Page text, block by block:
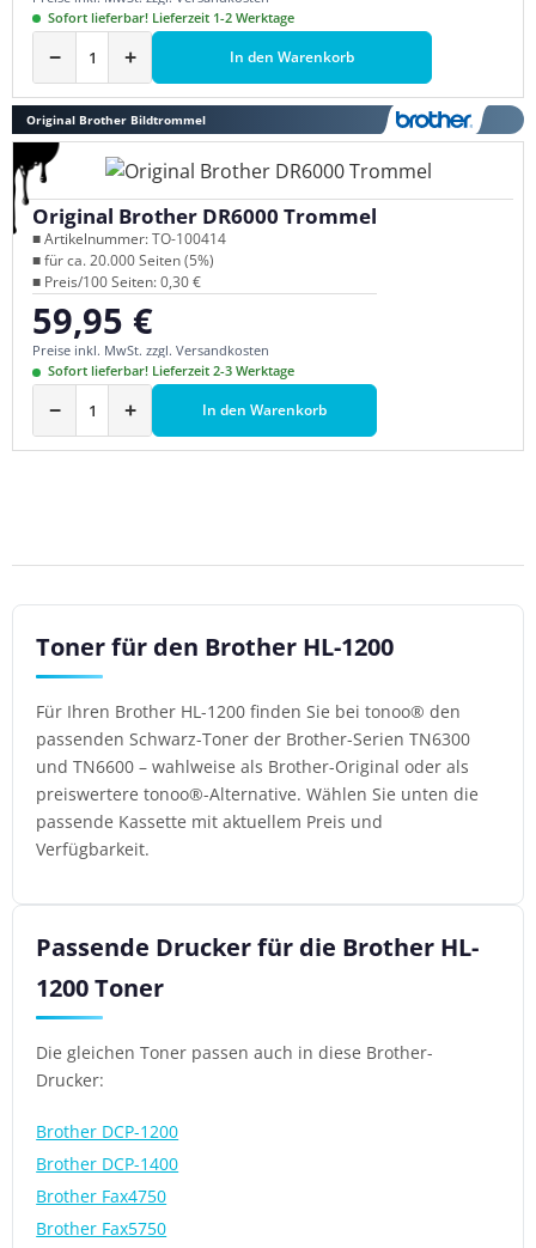
Sofort lieferbar! Lieferzeit 1-2 Werktage
− + In den Warenkorb
Original Brother Bildtrommel
Original Brother DR6000 Trommel
■ Artikelnummer: TO-100414
■ für ca. 20.000 Seiten (5%)
■ Preis/100 Seiten: 0,30 €
Regulärer Preis:
59,95 €
Preise inkl. MwSt. zzgl. Versandkosten
Sofort lieferbar! Lieferzeit 2-3 Werktage
− + In den Warenkorb
Toner für den Brother HL-1200
Für Ihren Brother HL-1200 finden Sie bei tonoo® den
passenden Schwarz-Toner der Brother-Serien TN6300
und TN6600 – wahlweise als Brother-Original oder als
preiswertere tonoo®-Alternative. Wählen Sie unten die
passende Kassette mit aktuellem Preis und
Verfügbarkeit.
Passende Drucker für die Brother HL-
1200 Toner
Die gleichen Toner passen auch in diese Brother-
Drucker:
Brother DCP-1200
Brother DCP-1400
Brother Fax4750
Brother Fax5750